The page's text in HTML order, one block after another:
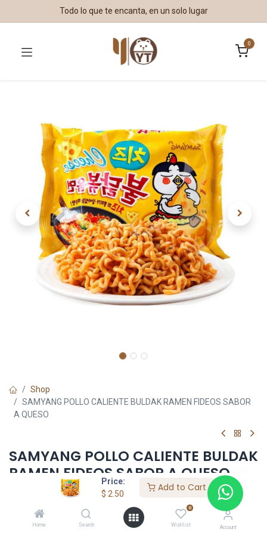
Price:
$ 2.50
Add to Cart
Home Search
0
Wishlist Account
Todo lo que te encanta, en un solo lugar
0
Shop
SAMYANG POLLO CALIENTE BULDAK RAMEN FIDEOS SABOR
A QUESO
SAMYANG POLLO CALIENTE BULDAK
RAMEN FIDEOS SABOR A QUESO